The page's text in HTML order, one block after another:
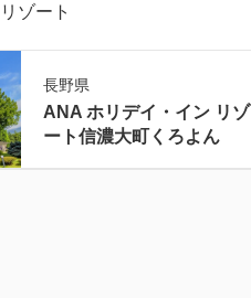
ゾート
長野県
ANA ホリデイ・イン リゾ
ート信濃大町くろよん